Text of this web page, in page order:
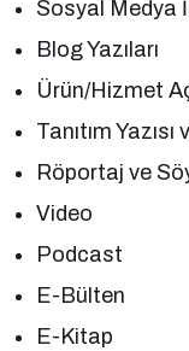
Sosyal Medya
Blog Yazıları
Ürün/Hizmet
Tanıtım
Röportaj ve
Video
Podcast
E-Bülten
E-Kitap